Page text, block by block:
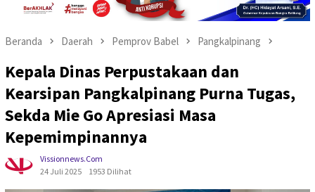
Beranda Daerah Pemprov Babel Pangkalpinang
Kepala Dinas Perpustakaan dan
Kearsipan Pangkalpinang Purna Tugas,
Sekda Mie Go Apresiasi Masa
Kepemimpinannya
Vissionnews.com
24 Juli 2025
1953 Dilihat